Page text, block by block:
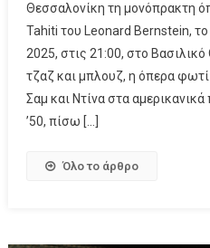
Θεσσαλονίκη τη μονόπρακτη
Tahiti του Leonard Bernstein,
2025, στις 21:00, στο
τζαζ και μπλουζ, η όπερα
Σαμ και Ντίνα στα
’50, πίσω […]
Όλο το άρθρο